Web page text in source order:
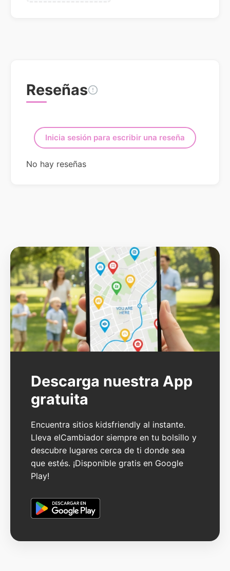
Reseñas
Inicia sesión para escribir una reseña
No hay reseñas
Descarga nuestra App
gratuita
Encuentra sitios kidsfriendly al instante.
Lleva elCambiador siempre en tu bolsillo y
descubre lugares cerca de ti donde sea
que estés. ¡Disponible gratis en Google
Play!